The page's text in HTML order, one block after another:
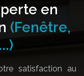
en
(Fenêtre,
satisfaction au